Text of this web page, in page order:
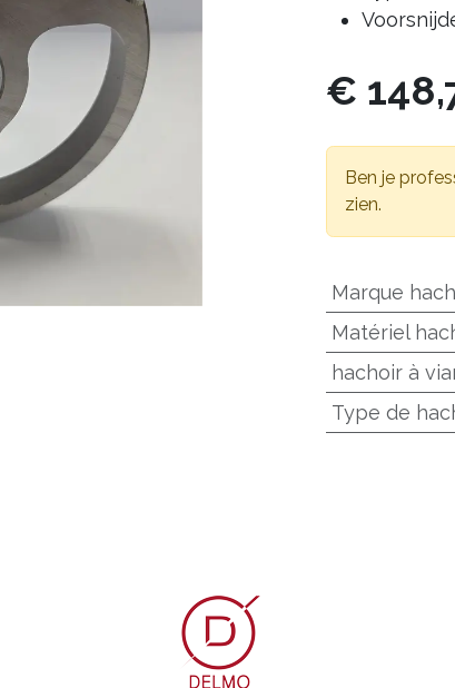
€
Ben je
zien.
Marque
Matériel
hachoir à
Type de